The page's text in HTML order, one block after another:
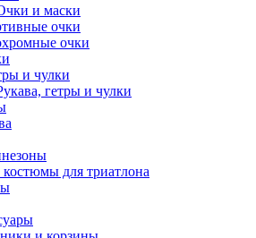
и маски
очки
очки
и чулки
гетры и чулки
для триатлона